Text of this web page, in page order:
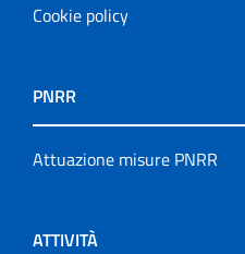
Cookie policy
PNRR
Attuazione misure PNRR
ATTIVITÀ